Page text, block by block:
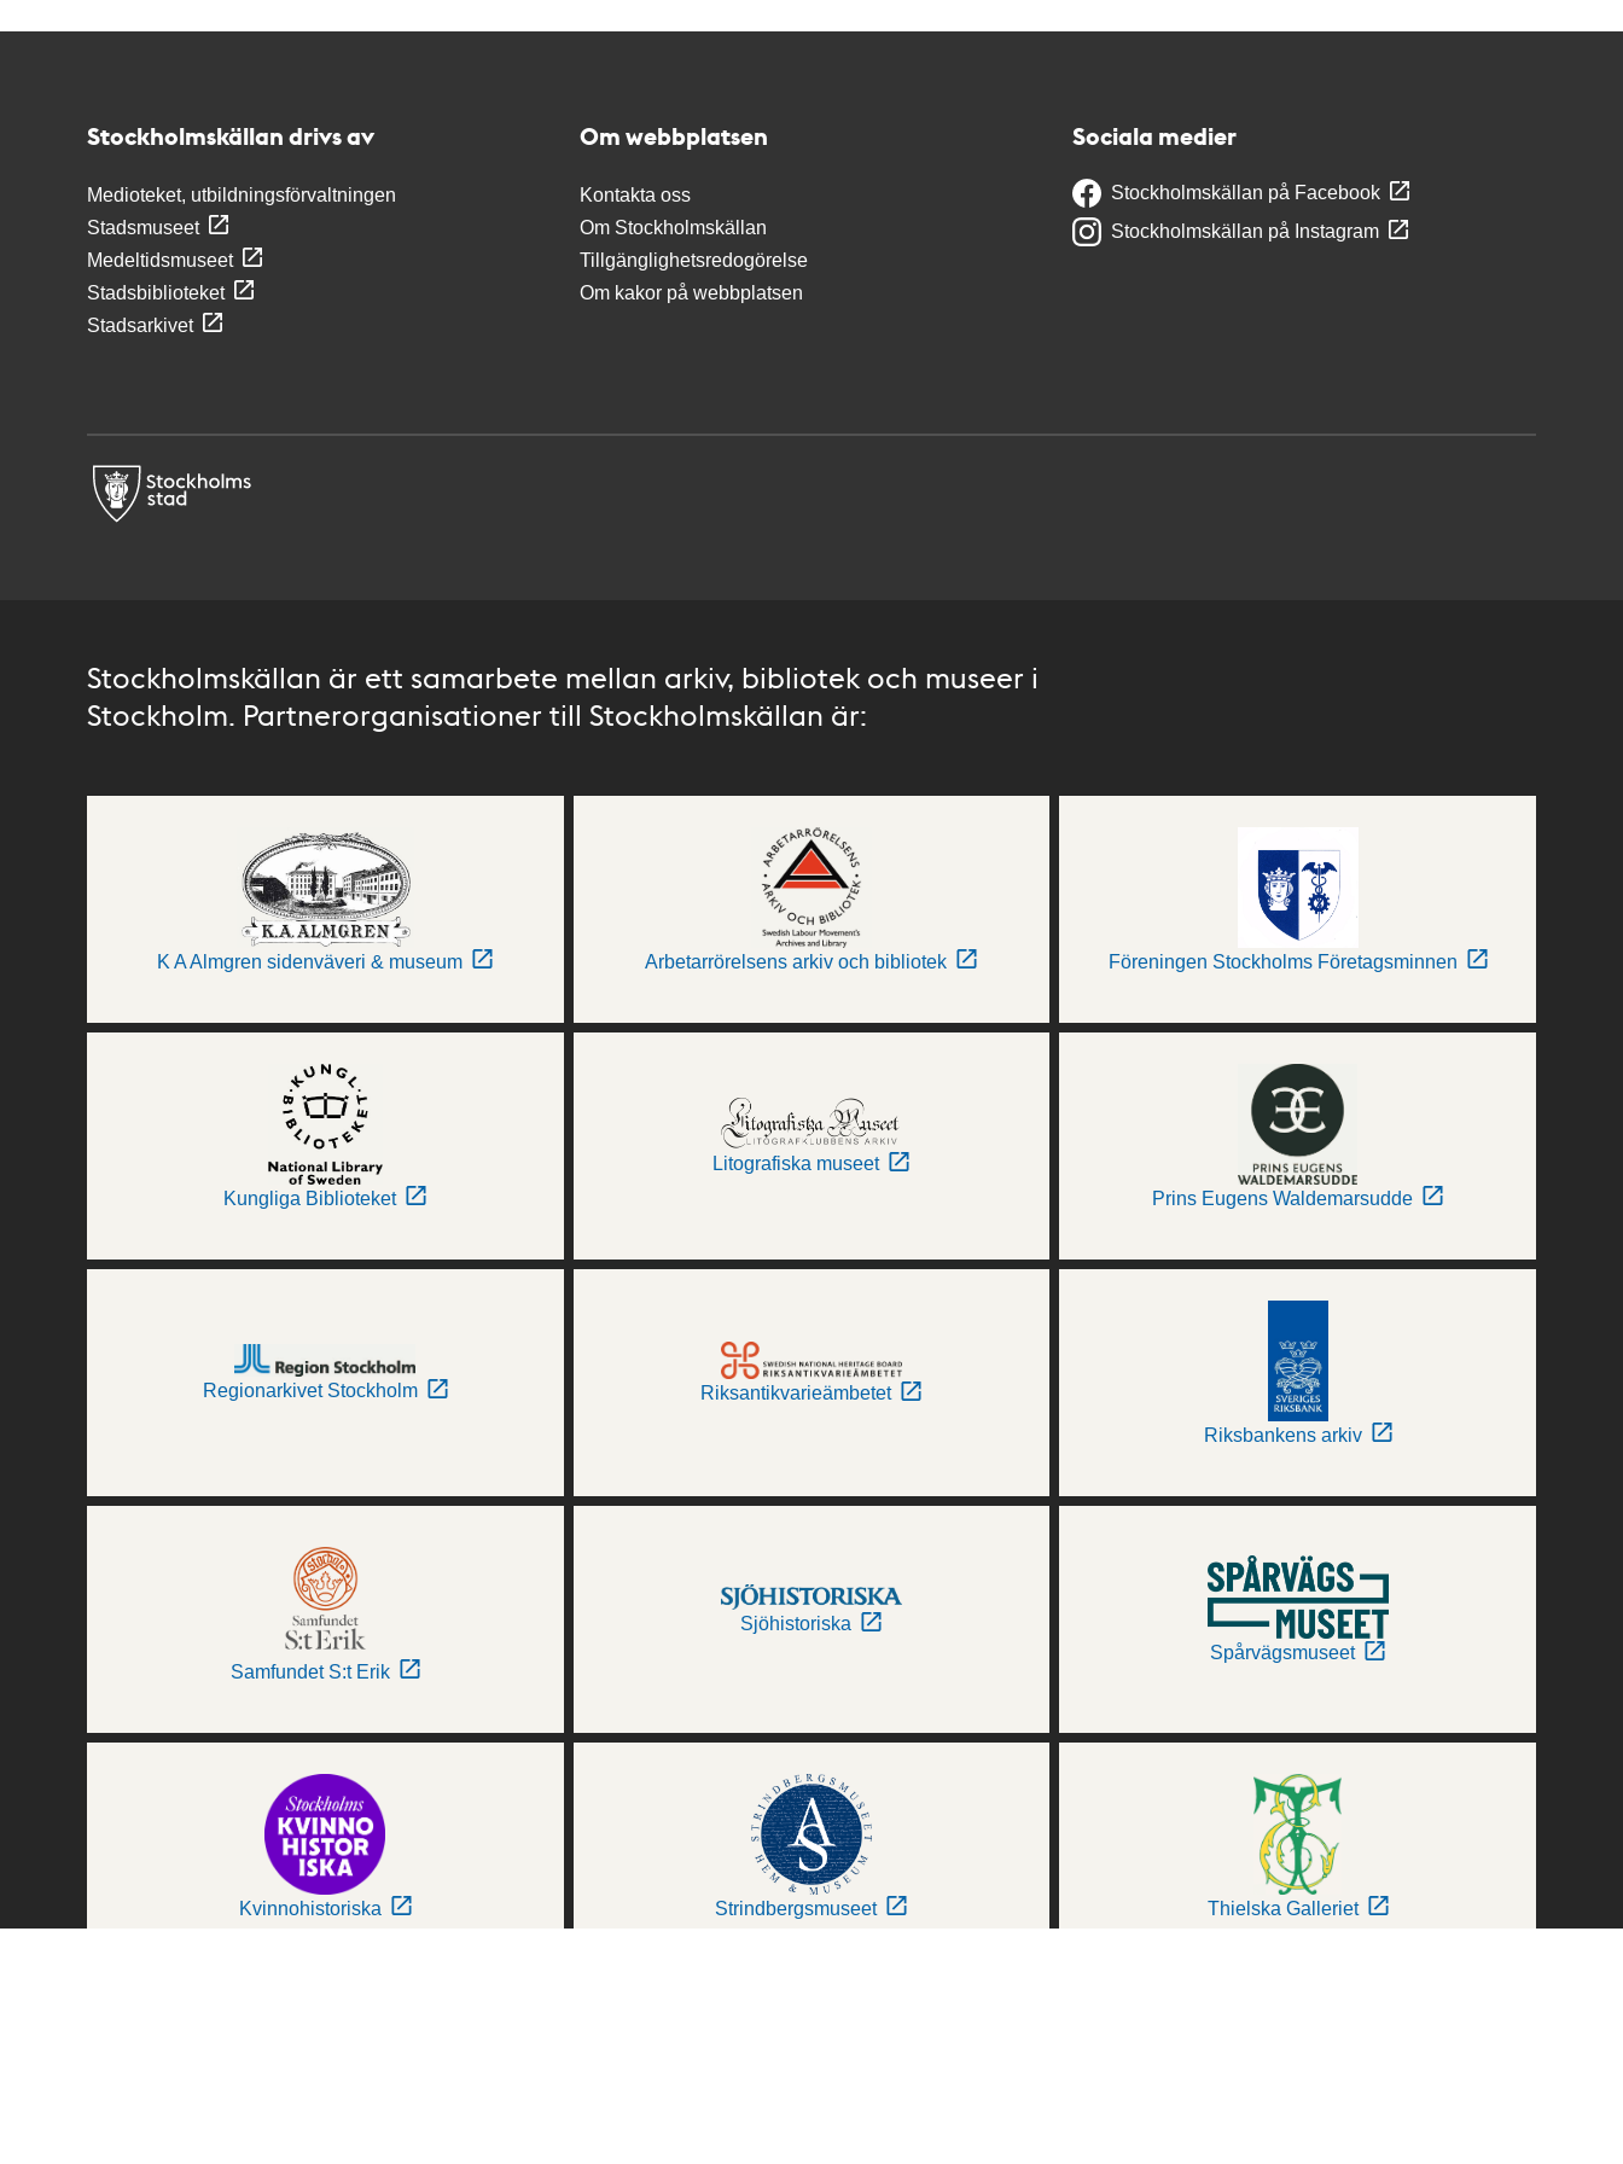
Stockholmskällan drivs av
Medioteket, utbildningsförvaltningen
Stadsmuseet
Medeltidsmuseet
Stadsbiblioteket
Stadsarkivet
Om webbplatsen
Kontakta oss
Om Stockholmskällan
Tillgänglighetsredogörelse
Om kakor på webbplatsen
Sociala medier
Stockholmskällan på Facebook
Stockholmskällan på Instagram
Stockholmskällan är ett samarbete mellan arkiv, bibliotek och museer i
Stockholm. Partnerorganisationer till Stockholmskällan är:
K A Almgren sidenväveri & museum Arbetarrörelsens arkiv och bibliotek Föreningen Stockholms Företagsminnen
Kungliga Biblioteket
Litografiska museet
Prins Eugens Waldemarsudde
Regionarkivet Stockholm Riksantikvarieämbetet
Riksbankens arkiv
Samfundet S:t Erik
Sjöhistoriska
Spårvägsmuseet
Kvinnohistoriska Strindbergsmuseet Thielska Galleriet